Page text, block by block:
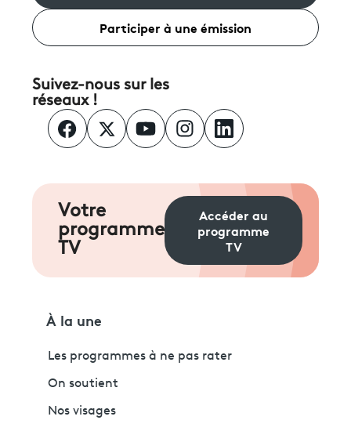
Participer à une émission
Suivez-nous sur les
réseaux !
Votre
programme
TV
Accéder au
programme
TV
À la une
Les programmes à ne pas rater
On soutient
Nos visages